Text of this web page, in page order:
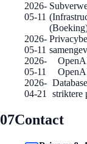
2026-
05-11
2026-
05-11
2026-
05-11
2026-
04-21
striktere
07Contact